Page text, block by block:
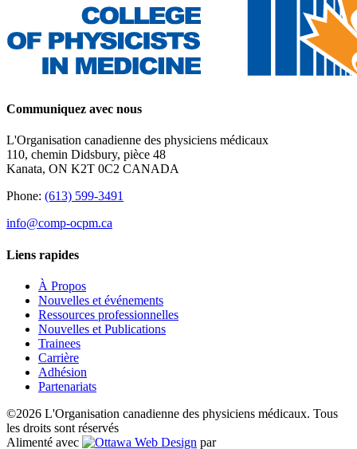
Communiquez avec nous
L'Organisation canadienne des physiciens médicaux
110, chemin Didsbury, pièce 48
Kanata, ON K2T 0C2 CANADA
Phone: (613) 599-3491
info@comp-ocpm.ca
Liens rapides
À Propos
Nouvelles et événements
Ressources professionnelles
Nouvelles et Publications
Trainees
Carrière
Adhésion
Partenariats
©2026 L'Organisation canadienne des physiciens médicaux. Tous
les droits sont réservés
Alimenté avec
par